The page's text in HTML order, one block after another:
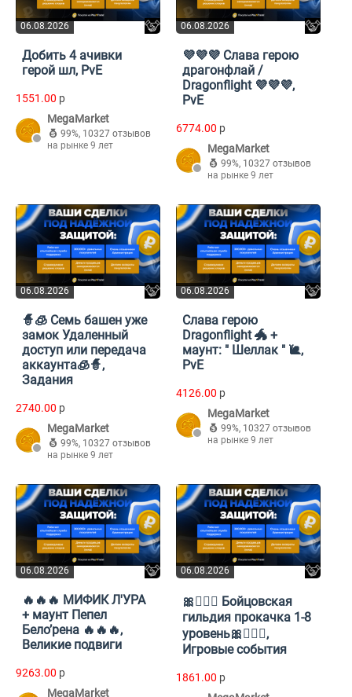
06.08.2026
Добить 4 ачивки
герой шл, PvE
1551.00 p
MegaMarket
99%, 10327 отзывов
на рынке 9 лет
06.08.2026
💜💜💜 Слава герою
драгонфлай /
Dragonflight 💜💜💜,
PvE
6774.00 p
MegaMarket
99%, 10327 отзывов
на рынке 9 лет
06.08.2026
🧙🧊 Семь башен уже
замок Удаленный
доступ или передача
аккаунта🧊🧙,
Задания
2740.00 p
MegaMarket
99%, 10327 отзывов
на рынке 9 лет
06.08.2026
Слава герою
Dragonflight 🐲 +
маунт: " Шеллак " 🐌,
PvE
4126.00 p
MegaMarket
99%, 10327 отзывов
на рынке 9 лет
06.08.2026
🔥🔥🔥 МИФИК Л'УРА
+ маунт Пепел
Бело’рена 🔥🔥🔥,
Великие подвиги
9263.00 p
MegaMarket
06.08.2026
🎀🧚🏼‍♀️ Бойцовская
гильдия прокачка 1-8
уровень🎀🧚🏼‍♀️,
Игровые события
1861.00 p